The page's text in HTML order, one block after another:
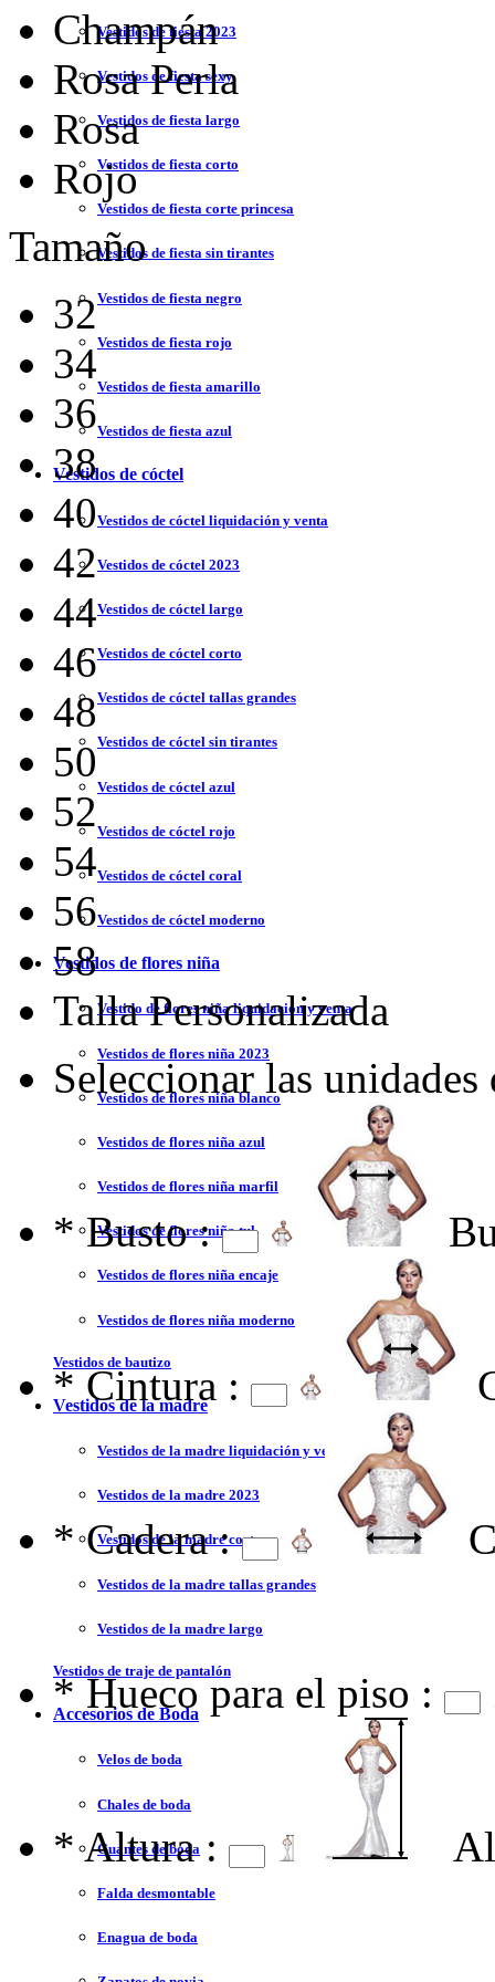
Vestidos de fiesta 2023
Vestidos de fiesta sexy
Vestidos de fiesta largo
Vestidos de fiesta corto
Vestidos de fiesta corte princesa
Vestidos de fiesta sin tirantes
Vestidos de fiesta negro
Vestidos de fiesta rojo
Vestidos de fiesta amarillo
Vestidos de fiesta azul
Vestidos de cóctel
Vestidos de cóctel liquidación y venta
Vestidos de cóctel 2023
Vestidos de cóctel largo
Vestidos de cóctel corto
Vestidos de cóctel tallas grandes
Vestidos de cóctel sin tirantes
Vestidos de cóctel azul
Vestidos de cóctel rojo
Vestidos de cóctel coral
Vestidos de cóctel moderno
Vestidos de flores niña
Vestido de flores niña liquidación y venta
Vestidos de flores niña 2023
Vestidos de flores niña blanco
Vestidos de flores niña azul
Vestidos de flores niña marfil
Vestidos de flores niña tul
Vestidos de flores niña encaje
Vestidos de flores niña moderno
Vestidos de bautizo
Vestidos de la madre
Vestidos de la madre liquidación y venta
Vestidos de la madre 2023
Vestidos de la madre corto
Vestidos de la madre tallas grandes
Vestidos de la madre largo
Vestidos de traje de pantalón
Accesorios de Boda
Velos de boda
Chales de boda
Guantes de boda
Falda desmontable
Enagua de boda
Champán
Rosa Perla
Rosa
Rojo
Tamaño
32
34
36
38
40
42
44
46
48
50
52
54
56
58
Talla Personalizada
Seleccionar las
* Busto :
* Cintura :
* Cadera :
* Hueco para el piso :
* Altura :